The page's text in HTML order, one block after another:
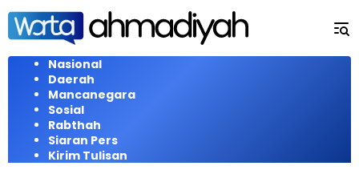
Langsung
konten
Nasional
Daerah
Mancanegara
Sosial
Rabthah
Siaran Pers
Kirim Tulisan